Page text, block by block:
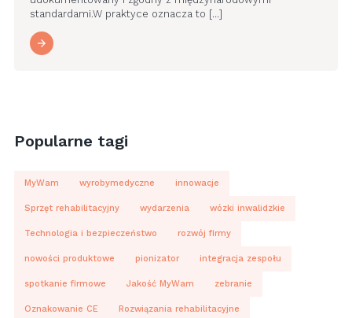
standardami.W praktyce oznacza to […]
Popularne tagi
MyWam wyrobymedyczne innowacje
Sprzęt rehabilitacyjny wydarzenia wózki inwalidzkie
Technologia i bezpieczeństwo rozwój firmy
nowości produktowe pionizator integracja zespołu
spotkanie firmowe Jakość MyWam zebranie
Oznakowanie CE Rozwiązania rehabilitacyjne